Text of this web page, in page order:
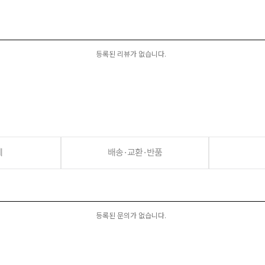
등록된 리뷰가 없습니다.
배송·교환·반품
등록된 문의가 없습니다.